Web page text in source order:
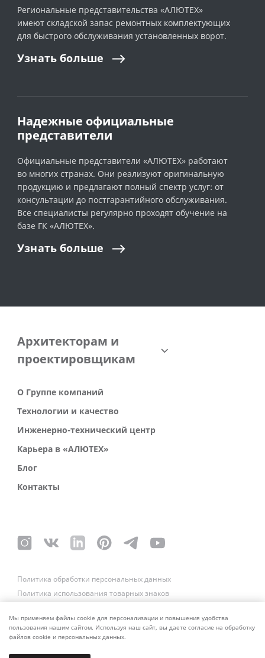
Региональные представительства «АЛЮТЕХ»
имеют складской запас ремонтных комплектующих
для быстрого обслуживания установленных ворот.
Узнать больше
Надежные официальные
представители
Официальные представители «АЛЮТЕХ» работают
во многих странах. Они реализуют оригинальную
продукцию и предлагают полный спектр услуг: от
консультации до постгарантийного обслуживания.
Все специалисты регулярно проходят обучение на
базе ГК «АЛЮТЕХ».
Узнать больше
Архитекторам и
проектировщикам
О Группе компаний
Технологии и качество
Инженерно-технический центр
Карьера в «АЛЮТЕХ»
Блог
Контакты
Политика обработки персональных данных
Политика использования товарных знаков
Мы применяем файлы cookie для персонализации и повышения удобства
пользования нашим сайтом. Используя наш сайт, вы даете согласие на обработку
файлов cookie и персональных данных.